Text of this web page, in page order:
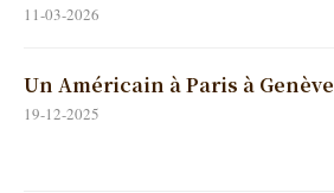
11-03-2026
Un Américain à Paris à Genève
19-12-2025